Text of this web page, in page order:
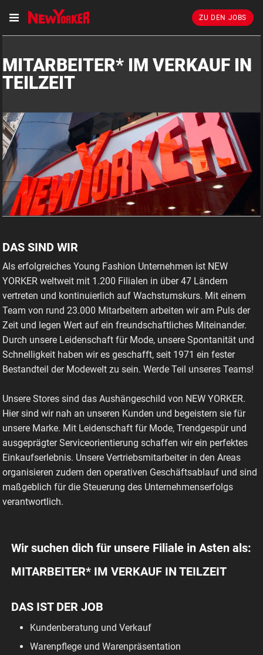
ZU DEN JOBS
MITARBEITER* IM VERKAUF IN
TEILZEIT
DAS SIND WIR
Als erfolgreiches Young Fashion Unternehmen ist NEW
YORKER weltweit mit 1.200 Filialen in über 47 Ländern
vertreten und kontinuierlich auf Wachstumskurs. Mit einem
Team von rund 23.000 Mitarbeitern arbeiten wir am Puls der
Zeit und legen Wert auf ein freundschaftliches Miteinander.
Durch unsere Leidenschaft für Mode, unsere Spontanität und
Schnelligkeit haben wir es geschafft, seit 1971 ein fester
Bestandteil der Modewelt zu sein. Werde Teil unseres Teams!
Unsere Stores sind das Aushängeschild von NEW YORKER.
Hier sind wir nah an unseren Kunden und begeistern sie für
unsere Marke. Mit Leidenschaft für Mode, Trendgespür und
ausgeprägter Serviceorientierung schaffen wir ein perfektes
Einkaufserlebnis. Unsere Vertriebsmitarbeiter in den Areas
organisieren zudem den operativen Geschäftsablauf und sind
maßgeblich für die Steuerung des Unternehmenserfolgs
verantwortlich.
Wir suchen dich für unsere Filiale in Asten als:
MITARBEITER* IM VERKAUF IN TEILZEIT
DAS IST DER JOB
Kundenberatung und Verkauf
Warenpflege und Warenpräsentation